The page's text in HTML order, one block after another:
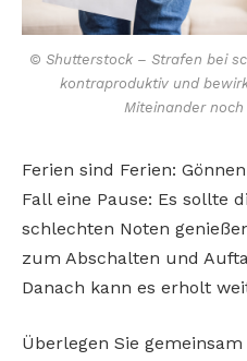
© Shutterstock – Strafen bei
kontraproduktiv und
Miteinander
Ferien sind Ferien:
Fall eine Pause: Es sollte
schlechten Noten
zum Abschalten und
Danach kann es erholt
Überlegen Sie